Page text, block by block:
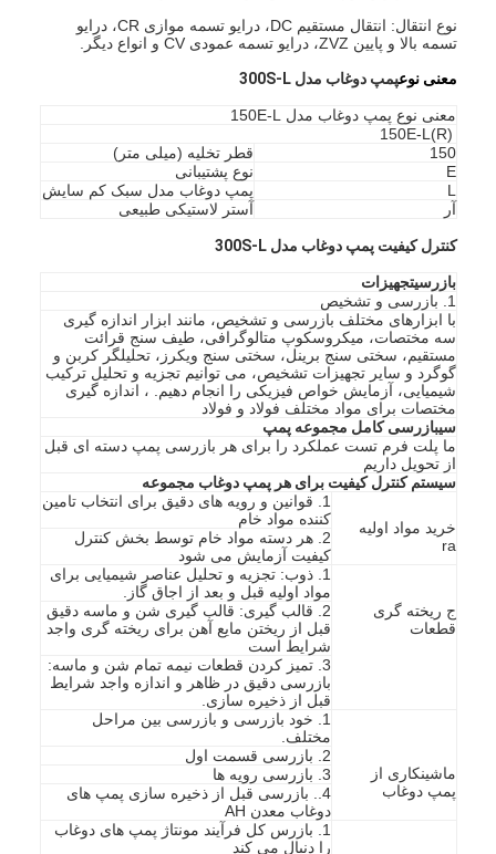
محصولات
نوع انتقال: انتقال مستقیم DC، درایو تسمه موازی CR، درایو
تسمه بالا و پایین ZVZ، درایو تسمه عمودی CV و انواع دیگر.
معنی نوعپمپ دوغاب مدل 300S-L
معنی نوع پمپ دوغاب مدل 150E-L
150E-L(R)
150
قطر تخلیه (میلی متر)
E
نوع پشتیبانی
L
پمپ دوغاب مدل سبک کم سایش
آر
آستر لاستیکی طبیعی
کنترل کیفیت پمپ دوغاب مدل 300S-L
بازرسیتجهیزات
1. بازرسی و تشخیص
با ابزارهای مختلف بازرسی و تشخیص، مانند ابزار اندازه گیری
سه مختصات، میکروسکوپ متالوگرافی، طیف سنج قرائت
مستقیم، سختی سنج برینل، سختی سنج ویکرز، تحلیلگر کربن و
گوگرد و سایر تجهیزات تشخیص، می توانیم تجزیه و تحلیل ترکیب
شیمیایی، آزمایش خواص فیزیکی را انجام دهیم. ، اندازه گیری
مختصات برای مواد مختلف فولاد و فولاد
سیبازرسی کامل مجموعه پمپ
ما پلت فرم تست عملکرد را برای هر بازرسی پمپ دسته ای قبل
از تحویل داریم
سیستم کنترل کیفیت برای هر پمپ دوغاب مجموعه
خرید مواد اولیه
ra
1. قوانین و رویه های دقیق برای انتخاب تامین
کننده مواد خام
2. هر دسته مواد خام توسط بخش کنترل
کیفیت آزمایش می شود
ج ریخته گری
قطعات
1. ذوب: تجزیه و تحلیل عناصر شیمیایی برای
مواد اولیه قبل و بعد از اجاق گاز.
2. قالب گیری: قالب گیری شن و ماسه دقیق
قبل از ریختن مایع آهن برای ریخته گری واجد
شرایط است
3. تمیز کردن قطعات نیمه تمام شن و ماسه:
بازرسی دقیق در ظاهر و اندازه واجد شرایط
قبل از ذخیره سازی.
ماشینکاری از
پمپ دوغاب
1. خود بازرسی و بازرسی بین مراحل
مختلف.
2. بازرسی قسمت اول
3. بازرسی رویه ها
4.. بازرسی قبل از ذخیره سازی پمپ های
دوغاب معدن AH
1. بازرس کل فرآیند مونتاژ پمپ های دوغاب
را دنبال می کند